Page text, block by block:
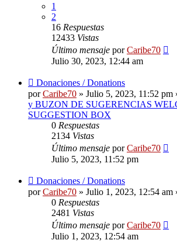
1
2
16 Respuestas
12433 Vistas
Último mensaje porCaribe70
Julio 30, 2023, 12:44 am
Nuevo
mensaje
Donaciones / Donations
porCaribe70 » Julio 5, 2023, 11:52 pm
y BUZON DE SUGERENCIAS
SUGGESTION BOX
0 Respuestas
2134 Vistas
Último mensaje porCaribe70
Julio 5, 2023, 11:52 pm
Nuevo
mensaje
Donaciones / Donations
porCaribe70 » Julio 1, 2023, 12:54 am
0 Respuestas
2481 Vistas
Último mensaje porCaribe70
Julio 1, 2023, 12:54 am